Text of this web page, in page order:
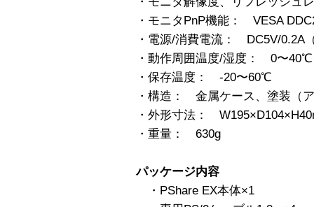
・モニタPnP機能： VESA
・電源/消費電流： DC5V/0.2A
・動作周囲温度/湿度： 0〜40℃
・保存温度： -20〜60℃
・構造： 金属ケース、塗装（
・外形寸法：
・重量： 630g
パッケージ内容
・PShare EX本体×1